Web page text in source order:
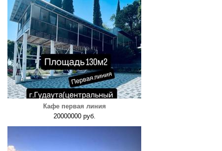
Кафе первая линия
20000000 руб.